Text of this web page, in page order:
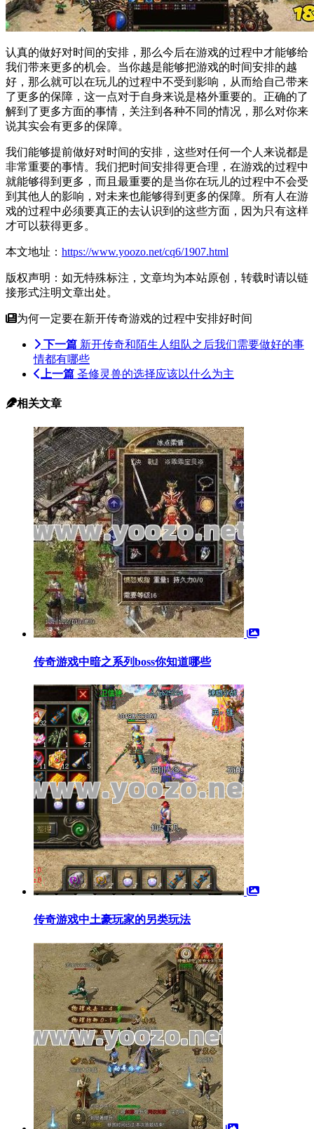
认真的做好对时间的安排，那么今后在游戏的过程中才能够给
我们带来更多的机会。当你越是能够把游戏的时间安排的越
好，那么就可以在玩儿的过程中不受到影响，从而给自己带来
了更多的保障，这一点对于自身来说是格外重要的。正确的了
解到了更多方面的事情，关注到各种不同的情况，那么对你来
说其实会有更多的保障。
我们能够提前做好对时间的安排，这些对任何一个人来说都是
非常重要的事情。我们把时间安排得更合理，在游戏的过程中
就能够得到更多，而且最重要的是当你在玩儿的过程中不会受
到其他人的影响，对未来也能够得到更多的保障。所有人在游
戏的过程中必须要真正的去认识到的这些方面，因为只有这样
才可以获得更多。
本文地址： https://www.yoozo.net/cq6/1907.html
版权声明：如无特殊标注，文章均为本站原创，转载时请以链
接形式注明文章出处。
为何一定要在新开传奇游戏的过程中安排好时间
下一篇 新开传奇和陌生人组队之后我们需要做好的事
情都有哪些
上一篇 圣修灵兽的选择应该以什么为主
相关文章
传奇游戏中暗之系列boss你知道哪些
传奇游戏中土豪玩家的另类玩法